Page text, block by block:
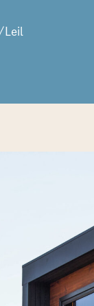
Leil